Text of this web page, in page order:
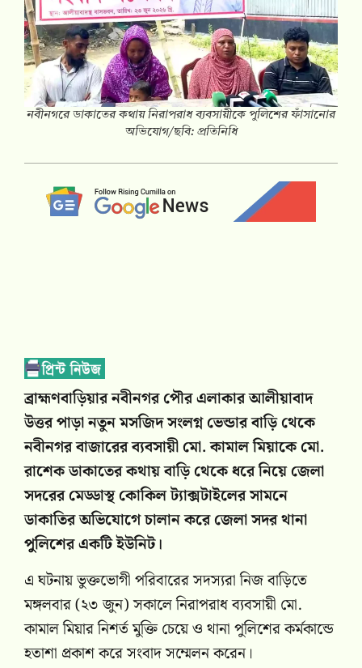
নবীনগরে ডাকাতের কথায় নিরাপরাধ ব্যবসায়ীকে পুলিশের ফাঁসানোর
অভিযোগ/ছবি: প্রতিনিধি
ব্রাহ্মণবাড়িয়ার নবীনগর পৌর এলাকার আলীয়াবাদ
উত্তর পাড়া নতুন মসজিদ সংলগ্ন ভেন্ডার বাড়ি থেকে
নবীনগর বাজারের ব্যবসায়ী মো. কামাল মিয়াকে মো.
রাশেক ডাকাতের কথায় বাড়ি থেকে ধরে নিয়ে জেলা
সদরের মেড্ডাস্থ কোকিল ট্যাক্সটাইলের সামনে
ডাকাতির অভিযোগে চালান করে জেলা সদর থানা
পুুলিশের একটি ইউনিট।
এ ঘটনায় ভুক্তভোগী পরিবারের সদস্যরা নিজ বাড়িতে
মঙ্গলবার (২৩ জুন) সকালে নিরাপরাধ ব্যবসায়ী মো.
কামাল মিয়ার নিশর্ত মুক্তি চেয়ে ও থানা পুলিশের কর্মকান্ডে
হতাশা প্রকাশ করে সংবাদ সম্মেলন করেন।